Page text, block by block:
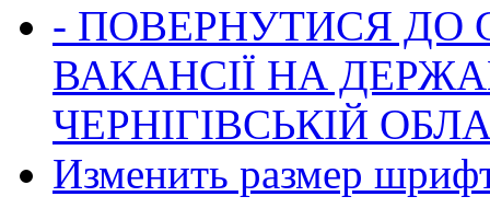
- ПОВЕРНУТИСЯ ДО
ВАКАНСІЇ НА
ЧЕРНІГІВСЬКІЙ
Изменить размер